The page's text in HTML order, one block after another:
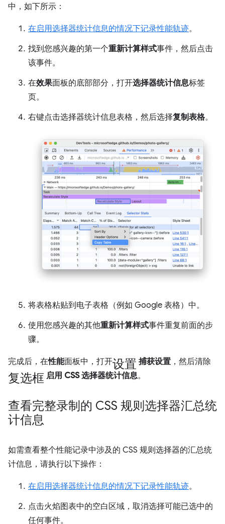
中，如下所示：
在启用选择器统计信息的情况下记录性能轨迹。
找到您感兴趣的第一个重新计算样式事件，然后点击
该事件。
在效果面板的底部部分，打开选择器统计信息标签
页。
右键点击选择器统计信息表格，然后选择复制表格。
将表格粘贴到电子表格（例如 Google 表格）中。
使用您感兴趣的其他重新计算样式事件重复前面的步
骤。
完成后，在性能面板中，打开设置 捕获设置 ，然后清除
复选框 启用 CSS 选择器统计信息。
查看完整录制的 CSS 规则选择器汇总统
计信息
如需查看整个性能记录中涉及的 CSS 规则选择器的汇总统
计信息，请执行以下操作：
在启用选择器统计信息的情况下记录性能轨迹。
点击火焰图表中的空白区域，取消选择可能已选中的
任何事件。